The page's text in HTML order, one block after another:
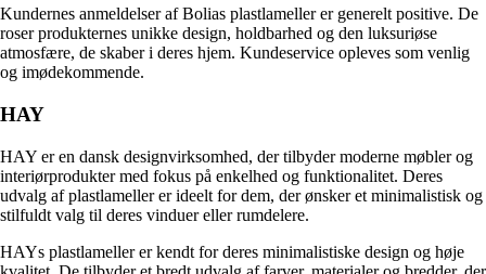
Kundernes anmeldelser af Bolias plastlameller er generelt positive. De
roser produkternes unikke design, holdbarhed og den luksuriøse
atmosfære, de skaber i deres hjem. Kundeservice opleves som venlig
og imødekommende.
HAY
HAY er en dansk designvirksomhed, der tilbyder moderne møbler og
interiørprodukter med fokus på enkelhed og funktionalitet. Deres
udvalg af plastlameller er ideelt for dem, der ønsker et minimalistisk og
stilfuldt valg til deres vinduer eller rumdelere.
HAYs plastlameller er kendt for deres minimalistiske design og høje